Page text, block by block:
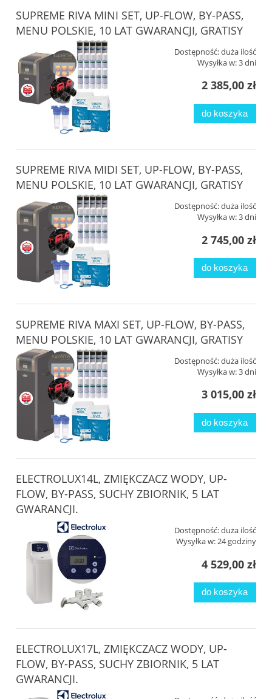
SUPREME RIVA MINI SET, UP-FLOW, BY-PASS,
MENU POLSKIE, 10 LAT GWARANCJI, GRATISY
Dostępność:duża ilość
Wysyłka w:3 dni
2 385,00 zł
do koszyka
SUPREME RIVA MIDI SET, UP-FLOW, BY-PASS,
MENU POLSKIE, 10 LAT GWARANCJI, GRATISY
Dostępność:duża ilość
Wysyłka w:3 dni
2 745,00 zł
do koszyka
SUPREME RIVA MAXI SET, UP-FLOW, BY-PASS,
MENU POLSKIE, 10 LAT GWARANCJI, GRATISY
Dostępność:duża ilość
Wysyłka w:3 dni
3 015,00 zł
do koszyka
ELECTROLUX14L, ZMIĘKCZACZ WODY, UP-
FLOW, BY-PASS, SUCHY ZBIORNIK, 5 LAT
GWARANCJI.
Dostępność:duża ilość
Wysyłka w:24 godziny
4 529,00 zł
do koszyka
ELECTROLUX17L, ZMIĘKCZACZ WODY, UP-
FLOW, BY-PASS, SUCHY ZBIORNIK, 5 LAT
GWARANCJI.